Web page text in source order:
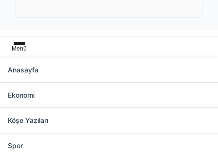
Menü
Anasayfa
Ekonomi
Köşe Yazıları
Spor
Reklam Yönetimi eklentisini etkinleştirip bu